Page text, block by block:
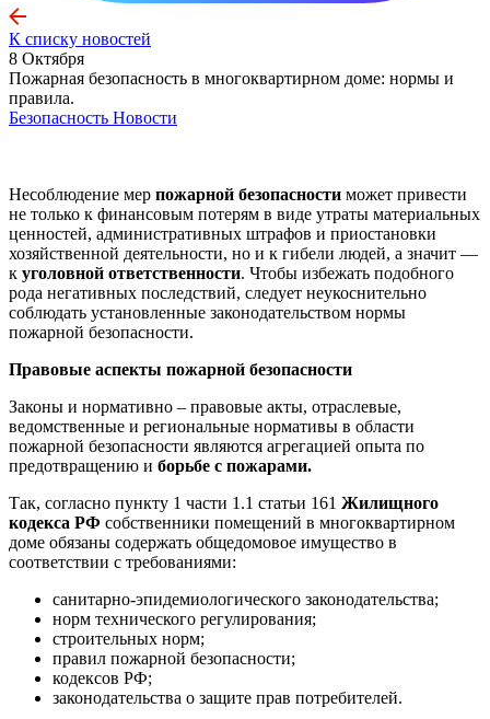
К списку новостей
8 Октября
Пожарная безопасность в многоквартирном доме: нормы и
правила.
Безопасность Новости
Несоблюдение мер пожарной безопасности может привести
не только к финансовым потерям в виде утраты материальных
ценностей, административных штрафов и приостановки
хозяйственной деятельности, но и к гибели людей, а значит —
к уголовной ответственности. Чтобы избежать подобного
рода негативных последствий, следует неукоснительно
соблюдать установленные законодательством нормы
пожарной безопасности.
Правовые аспекты пожарной безопасности
Законы и нормативно – правовые акты, отраслевые,
ведомственные и региональные нормативы в области
пожарной безопасности являются агрегацией опыта по
предотвращению и борьбе с пожарами.
Так, согласно пункту 1 части 1.1 статьи 161 Жилищного
кодекса РФ собственники помещений в многоквартирном
доме обязаны содержать общедомовое имущество в
соответствии с требованиями:
санитарно-эпидемиологического законодательства;
норм технического регулирования;
строительных норм;
правил пожарной безопасности;
кодексов РФ;
законодательства о защите прав потребителей.